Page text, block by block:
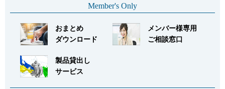
Member's Only
おまとめ
ダウンロード
メンバー様専用
ご相談窓口
製品貸出し
サービス